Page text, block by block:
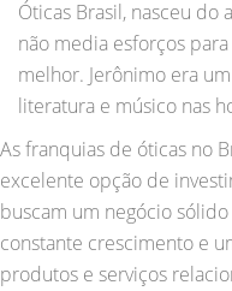
Óticas Brasil, nasceu do
não media esforços
melhor. Jerônimo era
literatura e músico nas
As franquias de óticas no
excelente opção de
buscam um negócio
constante crescimento e
produtos e serviços